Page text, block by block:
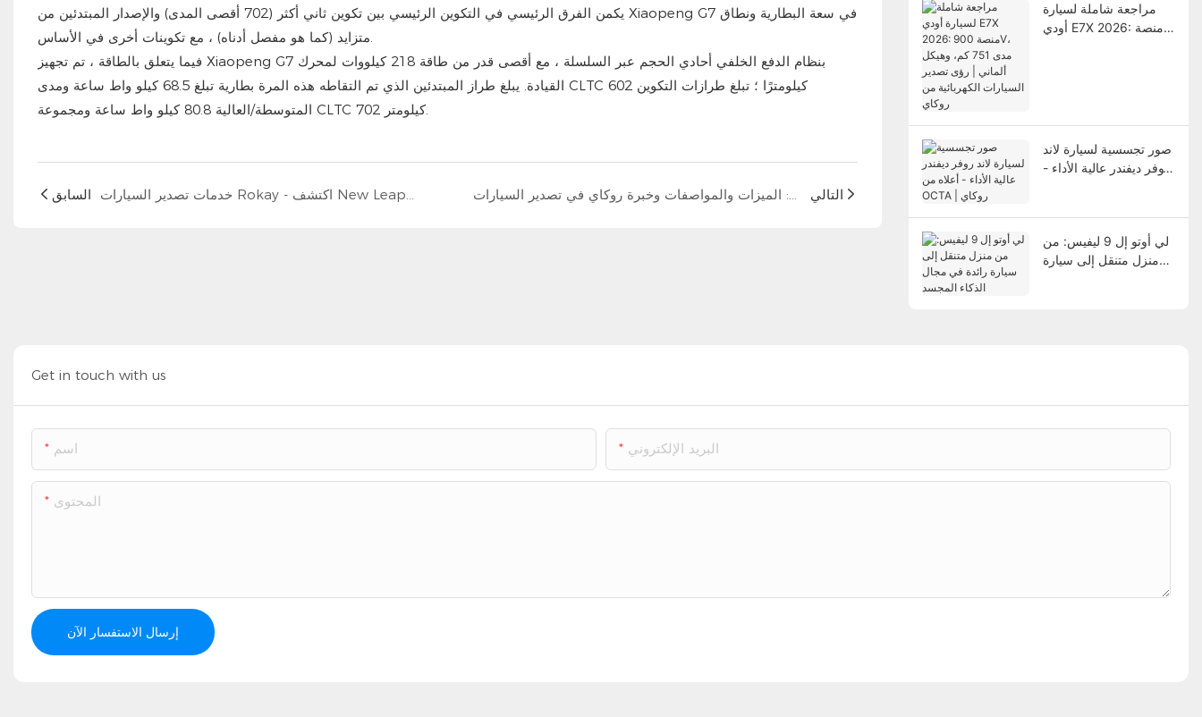
يكمن الفرق الرئيسي في التكوين الرئيسي بين تكوين ثاني أكثر (702 أقصى المدى) والإصدار المبتدئين من Xiaopeng G7 في سعة البطارية ونطاق
متزايد (كما هو مفصل أدناه) ، مع تكوينات أخرى في الأساس.
فيما يتعلق بالطاقة ، تم تجهيز Xiaopeng G7 بنظام الدفع الخلفي أحادي الحجم عبر السلسلة ، مع أقصى قدر من طاقة 218 كيلووات لمحرك
القيادة. يبلغ طراز المبتدئين الذي تم التقاطه هذه المرة بطارية تبلغ 68.5 كيلو واط ساعة ومدى CLTC 602 كيلومترًا ؛ تبلغ طرازات التكوين
المتوسطة/العالية 80.8 كيلو واط ساعة ومجموعة CLTC 702 كيلومتر.
السابق التالي
مراجعة شاملة لسيارة
أودي E7X 2026: منصة
صور تجسسية لسيارة لاند
روفر ديفندر عالية الأداء -
لي أوتو إل 9 ليفيس: من
منزل متنقل إلى سيارة
Get in touch with us
اسم البريد الإلكتروني
المحتوى
إرسال الاستفسار الآن